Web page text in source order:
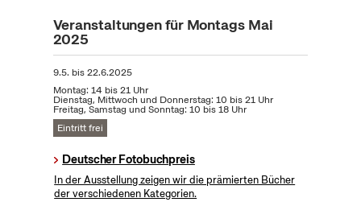
Veranstaltungen für Montags Mai
2025
9.5. bis22.6.2025
Montag: 14 bis 21 Uhr
Dienstag, Mittwoch und Donnerstag: 10 bis 21 Uhr
Freitag, Samstag und Sonntag: 10 bis 18 Uhr
Eintritt frei
Deutscher Fotobuchpreis
In der Ausstellung zeigen wir die prämierten Bücher
der verschiedenen Kategorien.